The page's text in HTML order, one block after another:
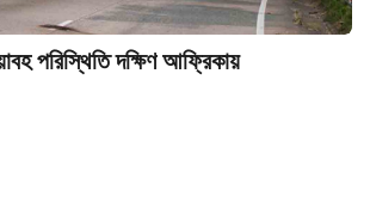
পরিস্থিতি দক্ষিণ আফ্রিকায়